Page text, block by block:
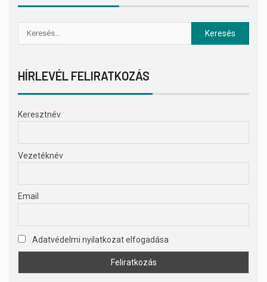
HÍRLEVÉL FELIRATKOZÁS
Keresztnév
Vezetéknév
Email
Adatvédelmi nyilatkozat elfogadása